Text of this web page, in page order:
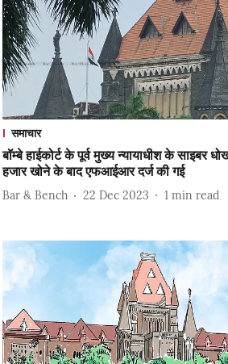
समाचार
बॉम्बे हाईकोर्ट के पूर्व मुख्य न्यायाधीश के साइबर
हजार खोने के बाद एफआईआर दर्ज की गई
Bar & Bench 22 Dec 2023 1 min read